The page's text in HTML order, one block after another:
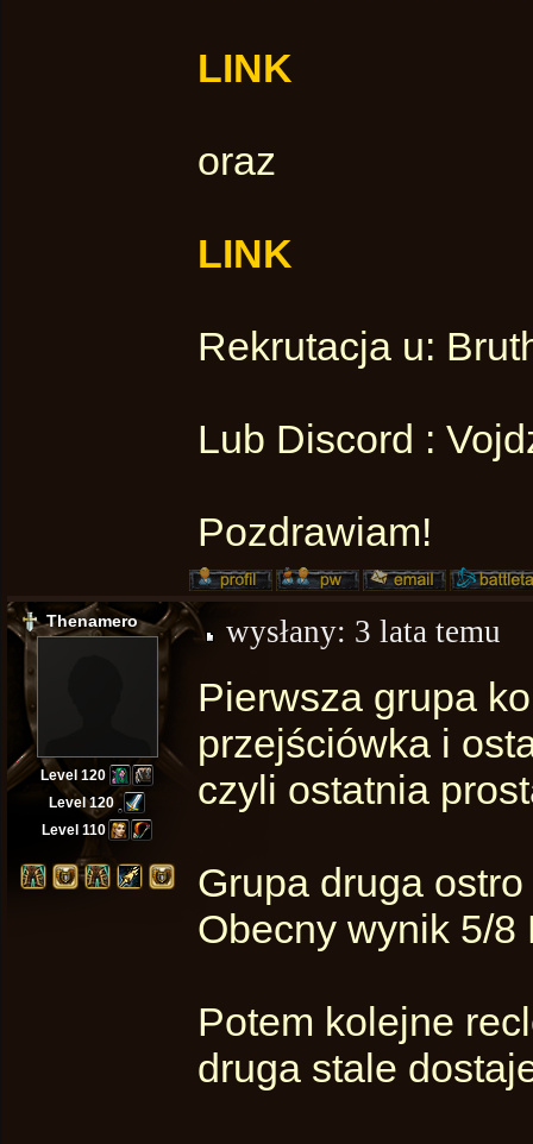
LINK
oraz
LINK
Rekrutacja u:
Lub Discord :
Pozdrawiam!
Thenamero
Level 120
Level 120
Level 110
wysłany: 3 lata temu
Pierwsza grupa
przejściówka i
czyli ostatnia
Grupa druga
Obecny wynik 5/8
Potem kolejne
druga stale